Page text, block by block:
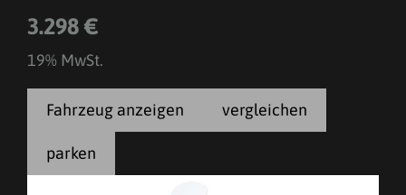
3.298 €
19% MwSt.
Fahrzeug anzeigen vergleichen
parken